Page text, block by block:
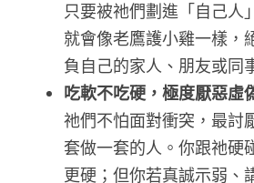
只要被祂們劃進「自己人
就會像老鷹護小雞一樣，
負自己的家人、朋友或同
吃軟不吃硬，極度厭惡虛
祂們不怕面對衝突，最討
套做一套的人。你跟祂硬
更硬；但你若真誠示弱、